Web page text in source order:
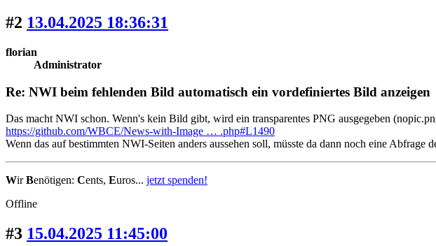
#2 13.04.2025 18:36:31
florian
Administrator
Re: NWI beim fehlenden Bild automatisch ein vordefiniertes Bild anzeigen
Das macht NWI schon. Wenn's kein Bild gibt, wird ein transparentes PNG ausgegeben
https://github.com/WBCE/News-with-Image … .php#L1490
Wenn das auf bestimmten NWI-Seiten anders aussehen soll, müsste da dann noch eine Abfrage
WirBenötigen: Cents, Euros... jetzt spenden!
Offline
#3 15.04.2025 11:45:00